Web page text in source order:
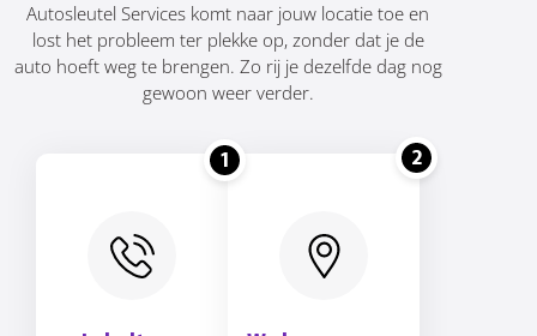
Autosleutel Services komt naar jouw locatie toe en
lost het probleem ter plekke op, zonder dat je de
auto hoeft weg te brengen. Zo rij je dezelfde dag nog
gewoon weer verder.
1 2